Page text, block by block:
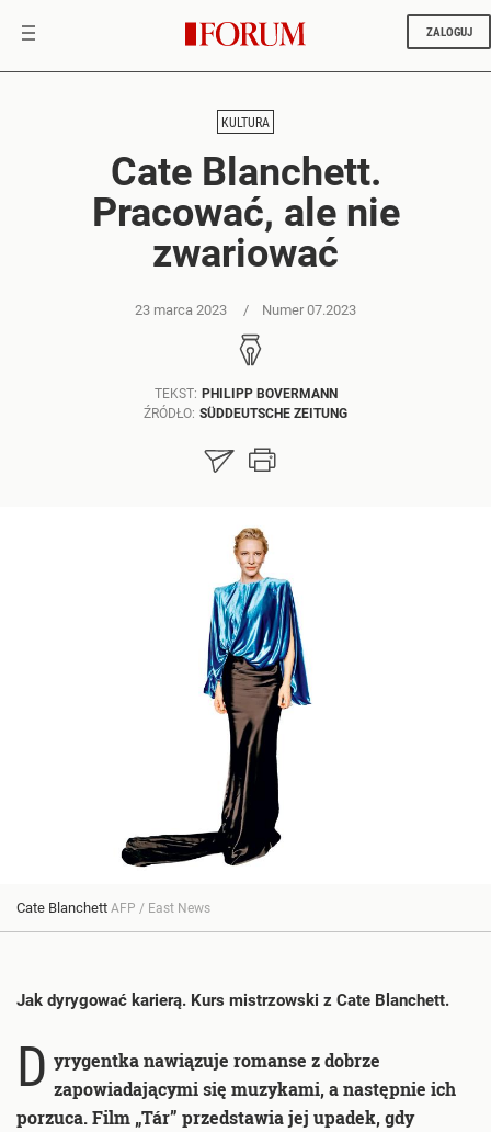
ZALOGUJ
TEKST: PHILIPP BOVERMANN
ŹRÓDŁO: SÜDDEUTSCHE ZEITUNG
KULTURA
Cate Blanchett.
Pracować, ale nie
zwariować
23 marca 2023 Numer 07.2023
Cate BlanchettAFP / East News
Jak dyrygować karierą. Kurs mistrzowski z Cate Blanchett.
D yrygentka nawiązuje romanse z dobrze
zapowiadającymi się muzykami, a następnie ich
porzuca. Film „Tár” przedstawia jej upadek, gdy